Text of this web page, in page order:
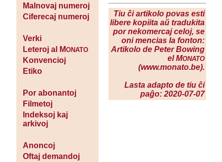
Malnovaj numeroj
Ciferecaj numeroj
Verki
Leteroj al MONATO
Konvencioj
Etiko
Por abonantoj
Filmetoj
Indeksoj kaj
arkivoj
Anoncoj
Oftaj demandoj
Tiu ĉi artikolo povas esti
libere kopiita aŭ tradukita
por nekomercaj celoj, se
oni mencias la fonton:
Artikolo de Peter Bowing
el MONATO
(www.monato.be).
Lasta adapto de tiu ĉi
paĝo: 2020-07-07